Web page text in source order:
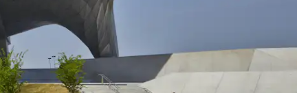
Aktiviteetit
Lajittele: